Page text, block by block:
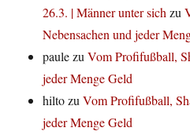
26.3. | Männer unter sichzu
Nebensachen und jeder
paulezuVom Profifußball,
jeder Menge Geld
hiltozuVom Profifußball,
jeder Menge Geld